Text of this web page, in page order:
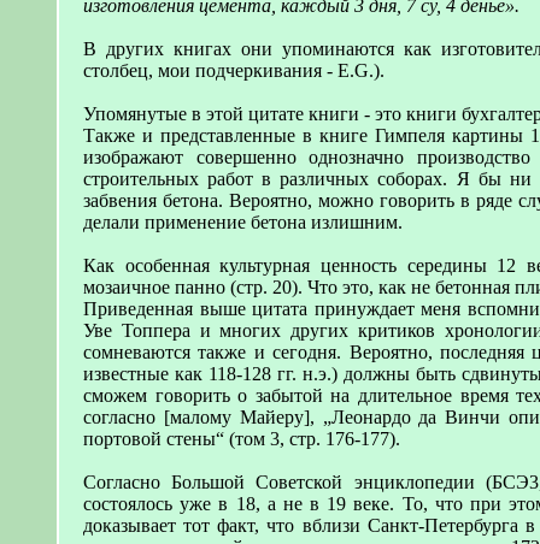
изготовления цемента, каждый 3 дня, 7 су, 4 денье».
В других книгах они упоминаются как
столбец, мои подчеркивания - E.G.).
Упомянутые в этой цитате книги - это книги
Также и представленные в книге Гимпеля картины
изображают совершенно однозначно
строительных работ в различных соборах. Я бы ни
забвения бетона. Вероятно, можно говорить в ряде
делали применение бетона излишним.
Как особенная культурная ценность середины 12
мозаичное панно (стр. 20). Что это, как не бетонная
Приведенная выше цитата принуждает меня
Уве Топпера и многих других критиков
сомневаются также и сегодня. Вероятно, последняя
известные как 118-128 гг. н.э.) должны быть
сможем говорить о забытой на длительное время
согласно [малому Майеру], „Леонардо да Винчи
портовой стены“ (том 3, стр. 176-177).
Согласно Большой Советской энциклопедии
состоялось уже в 18, а не в 19 веке. То, что при
доказывает тот факт, что вблизи Санкт-